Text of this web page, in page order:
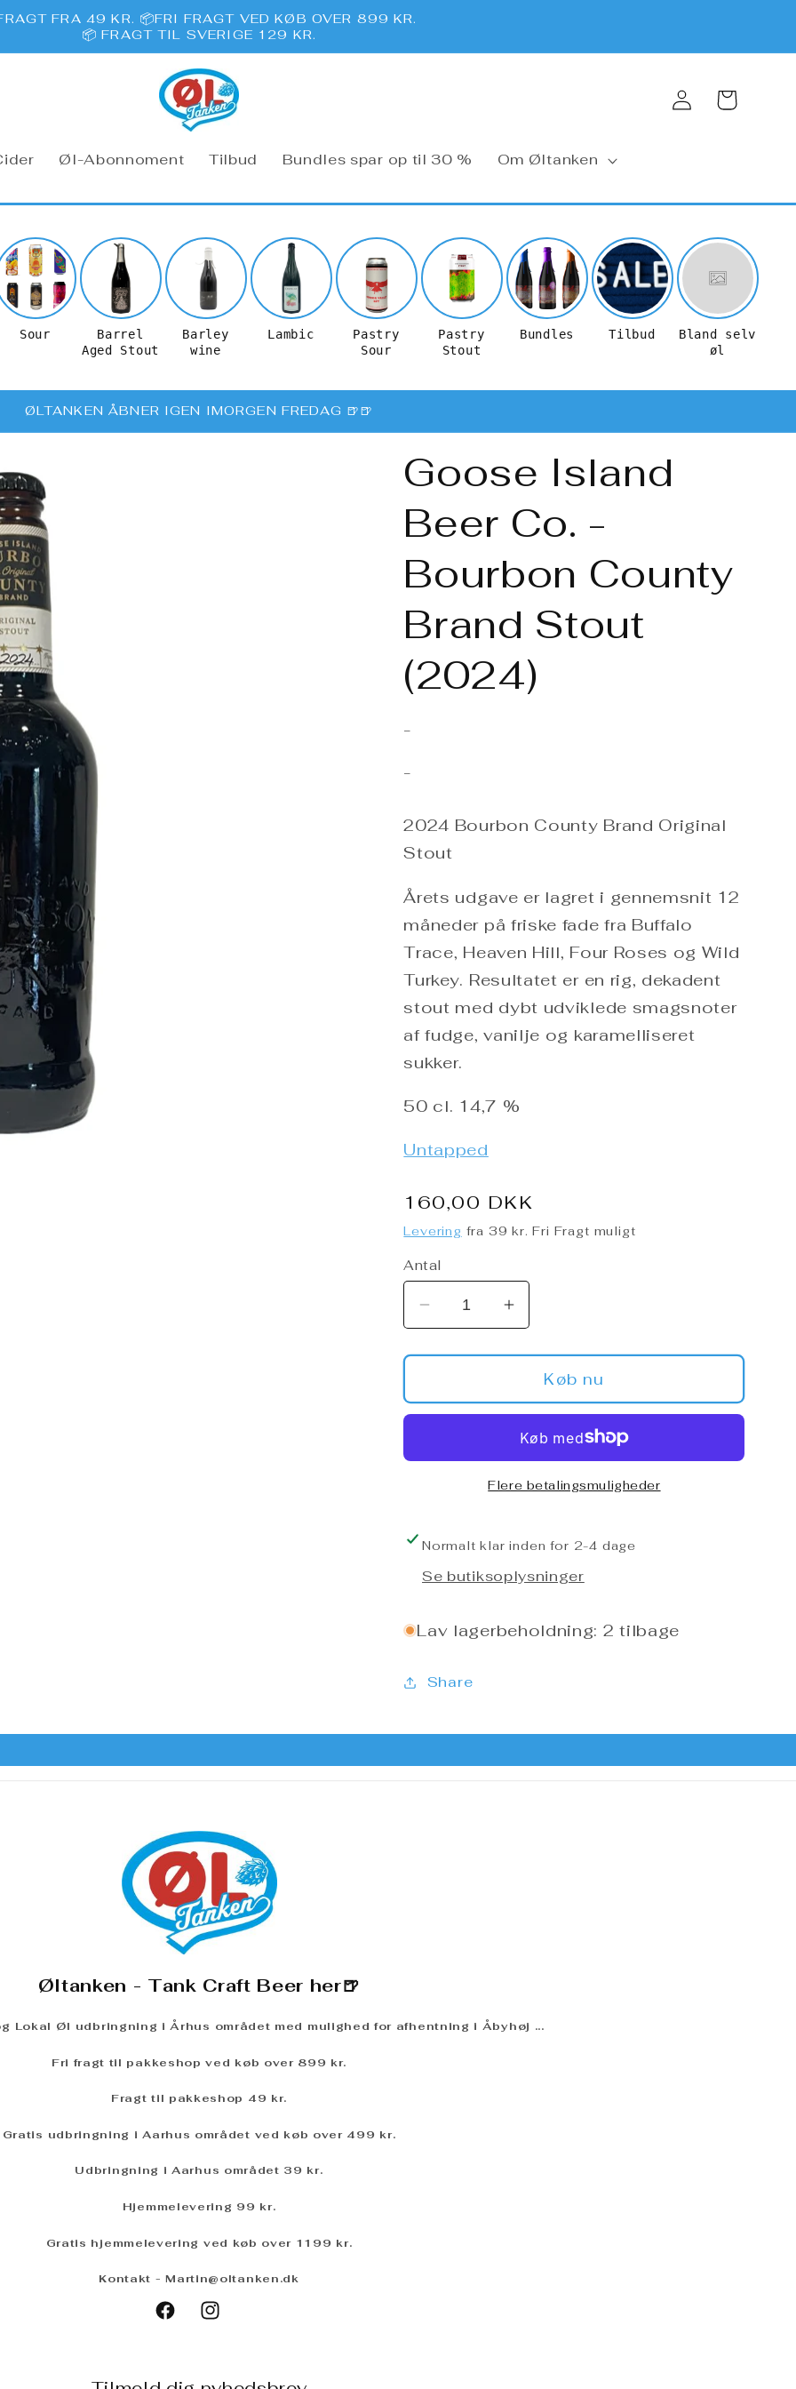
FRA 49 KR. 📦FRI FRAGT VED KØB OVER 899 KR.
📦 FRAGT TIL SVERIGE 129 KR.
Øl-Abonnoment Tilbud Bundles spar op til 30 % Om Øltanken
Log
ind
Kurv
Sour
Barrel
Aged Stout
Barley
wine
Lambic
Pastry
Sour
Pastry
Stout
Bundles Tilbud
Bland selv
øl
ØLTANKEN ÅBNER IGEN IMORGEN FREDAG 🍺🍺
Goose Island
Beer Co. -
Bourbon County
Brand Stout
(2024)
-
-
2024 Bourbon County Brand Original
Stout
Årets udgave er lagret i gennemsnit 12
måneder på friske fade fra Buffalo
Trace, Heaven Hill, Four Roses og Wild
Turkey. Resultatet er en rig, dekadent
stout med dybt udviklede smagsnoter
af fudge, vanilje og karamelliseret
sukker.
50 cl. 14,7 %
Untapped
Normalpris
160,00 DKK
Levering fra 39 kr. Fri Fragt muligt
Antal
Reducer
antallet
for
Island
Beer
-
Bourbon
Stout
(2024)
Øg
antallet
for
Goose
Island
Beer
Co.
-
Bourbon
Stout
(2024)
Køb nu
Flere betalingsmuligheder
Normalt klar inden for 2-4 dage
Se butiksoplysninger
Lav lagerbeholdning: 2 tilbage
Share
Øltanken - Tank Craft Beer her🍺
Lokal Øl udbringning i Århus området med mulighed for afhentning i Åbyhøj ...
Fri fragt til pakkeshop ved køb over 899 kr.
Fragt til pakkeshop 49 kr.
Gratis udbringning i Aarhus området ved køb over 499 kr.
Udbringning i Aarhus området 39 kr.
Hjemmelevering 99 kr.
Gratis hjemmelevering ved køb over 1199 kr.
Kontakt - Martin@oltanken.dk
FacebookInstagram